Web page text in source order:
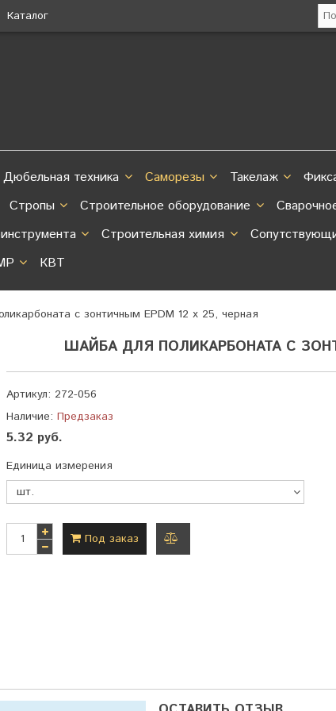
Каталог
Дюбельная техника Саморезы Такелаж
Стропы Строительное оборудование
Строительная химия
КВТ
с зонтичным EPDM 12 х 25, черная
ШАЙБА ДЛЯ ПОЛИКАРБОНАТА С
Артикул: 272-056
Наличие: Предзаказ
5.32 руб.
Единица измерения
Под заказ